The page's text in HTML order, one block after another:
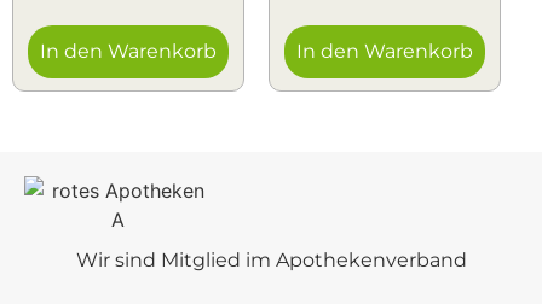
In den Warenkorb In den Warenkorb
Wir sind Mitglied im Apothekenverband